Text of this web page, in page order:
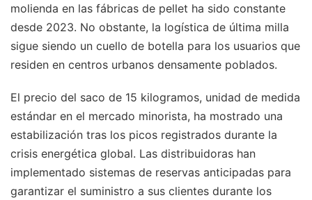
molienda en las fábricas de pellet ha sido constante
desde 2023. No obstante, la logística de última milla
sigue siendo un cuello de botella para los usuarios que
residen en centros urbanos densamente poblados.
El precio del saco de 15 kilogramos, unidad de medida
estándar en el mercado minorista, ha mostrado una
estabilización tras los picos registrados durante la
crisis energética global. Las distribuidoras han
implementado sistemas de reservas anticipadas para
garantizar el suministro a sus clientes durante los